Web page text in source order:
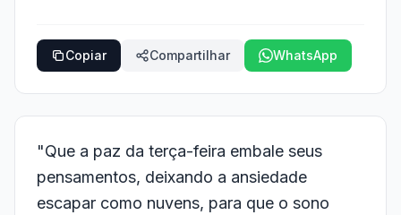
Copiar Compartilhar WhatsApp
"Que a paz da terça-feira embale seus
pensamentos, deixando a ansiedade
escapar como nuvens, para que o sono